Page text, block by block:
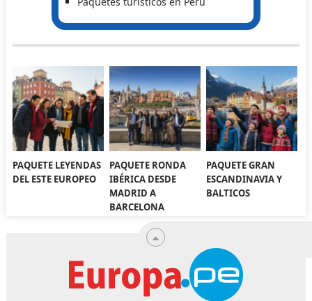
PAQUETE LEYENDAS
DEL ESTE EUROPEO
PAQUETE RONDA
IBÉRICA DESDE
MADRID A
BARCELONA
PAQUETE GRAN
ESCANDINAVIA Y
BALTICOS